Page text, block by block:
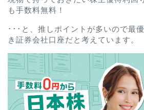
も手数料無料！
･･･と、推しポイントが多いので最
き証券会社口座だと考えています。
プ